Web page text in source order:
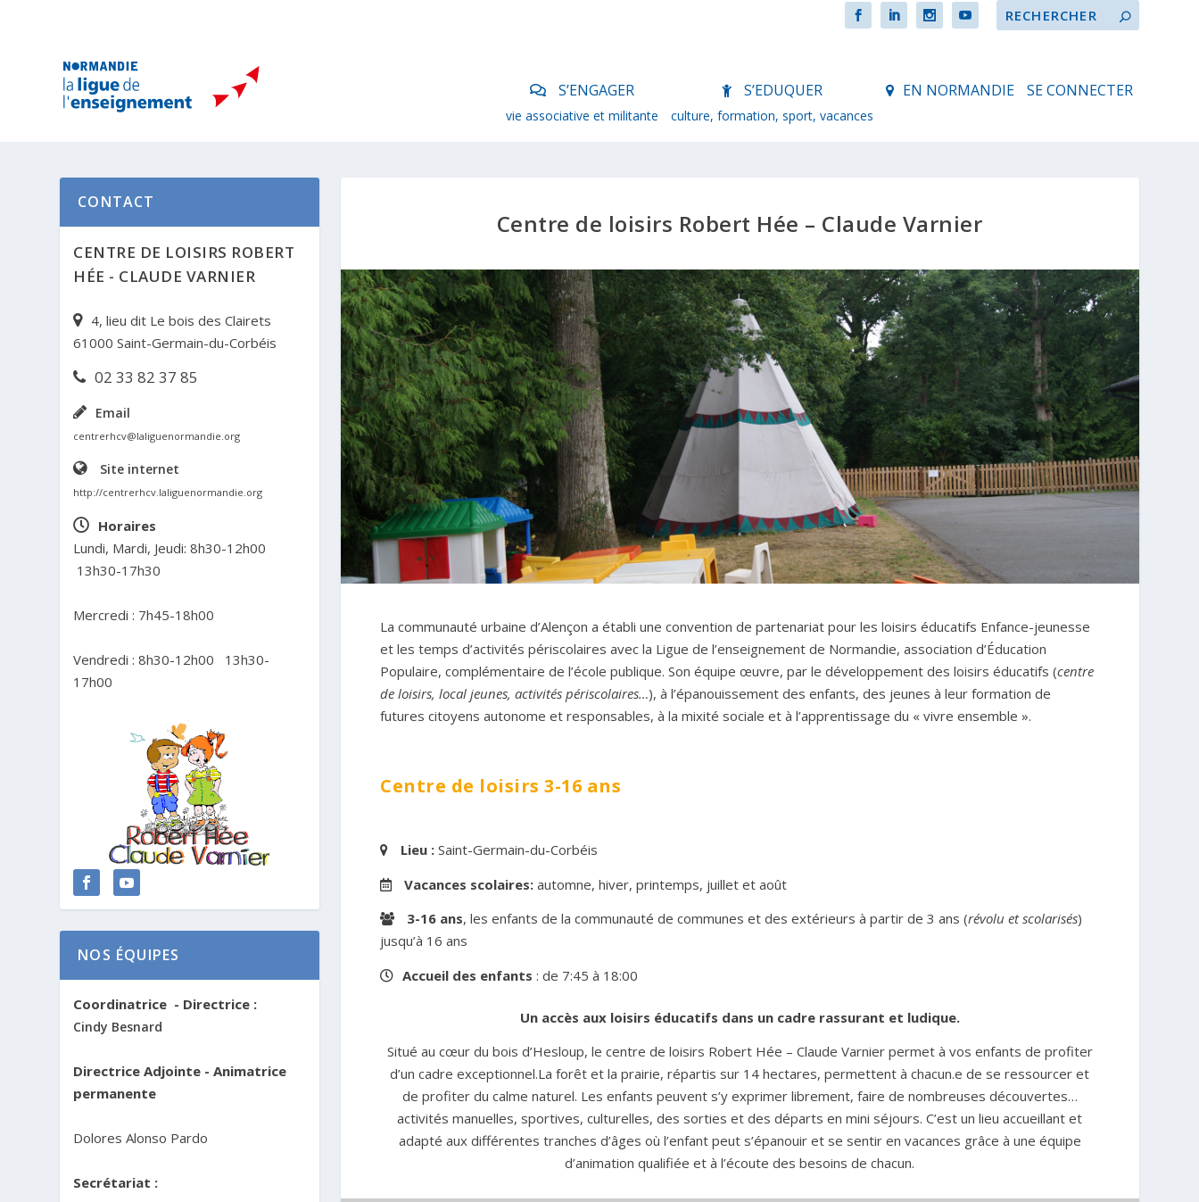
S’ENGAGER
vie associative et militante
S’EDUQUER
culture, formation, sport, vacances
EN NORMANDIE SE CONNECTER
Centre de loisirs Robert Hée – Claude Varnier
La communauté urbaine d’Alençon a établi une convention de partenariat pour les loisirs éducatifs Enfance-jeunesse
et les temps d’activités périscolaires avec la Ligue de l’enseignement de Normandie, association d’Éducation
Populaire, complémentaire de l’école publique. Son équipe œuvre, par le développement des loisirs éducatifs (centre
de loisirs, local jeunes, activités périscolaires…), à l’épanouissement des enfants, des jeunes à leur formation de
futures citoyens autonome et responsables, à la mixité sociale et à l’apprentissage du « vivre ensemble ».
Centre de loisirs 3-16 ans
Lieu : Saint-Germain-du-Corbéis
Vacances scolaires: automne, hiver, printemps, juillet et août
3-16 ans, les enfants de la communauté de communes et des extérieurs à partir de 3 ans (révolu et scolarisés)
jusqu’à 16 ans
Accueil des enfants : de 7:45 à 18:00
Un accès aux loisirs éducatifs dans un cadre rassurant et ludique.
Situé au cœur du bois d’Hesloup, le centre de loisirs Robert Hée – Claude Varnier permet à vos enfants de profiter
d’un cadre exceptionnel.La forêt et la prairie, répartis sur 14 hectares, permettent à chacun.e de se ressourcer et
de profiter du calme naturel. Les enfants peuvent s’y exprimer librement, faire de nombreuses découvertes…
activités manuelles, sportives, culturelles, des sorties et des départs en mini séjours. C’est un lieu accueillant et
adapté aux différentes tranches d’âges où l’enfant peut s’épanouir et se sentir en vacances grâce à une équipe
d’animation qualifiée et à l’écoute des besoins de chacun.
CONTACT
CENTRE DE LOISIRS ROBERT
HÉE - CLAUDE VARNIER
4, lieu dit Le bois des Clairets
61000 Saint-Germain-du-Corbéis
02 33 82 37 85
Email
centrerhcv@laliguenormandie.org
Site internet
http://centrerhcv.laliguenormandie.org
Horaires
Lundi, Mardi, Jeudi: 8h30-12h00
13h30-17h30
Mercredi : 7h45-18h00
Vendredi : 8h30-12h00 13h30-
17h00
NOS ÉQUIPES
Coordinatrice - Directrice :
Cindy Besnard
Directrice Adjointe - Animatrice
permanente
Dolores Alonso Pardo
Secrétariat :